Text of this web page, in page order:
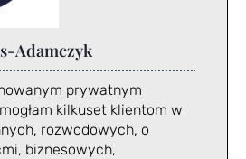
Adamczyk
prywatnym
kilkuset klientom w
rozwodowych, o
biznesowych,